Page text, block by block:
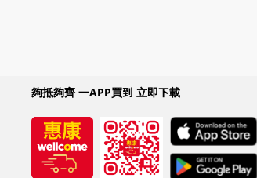
夠抵夠齊 一APP買到 立即下載